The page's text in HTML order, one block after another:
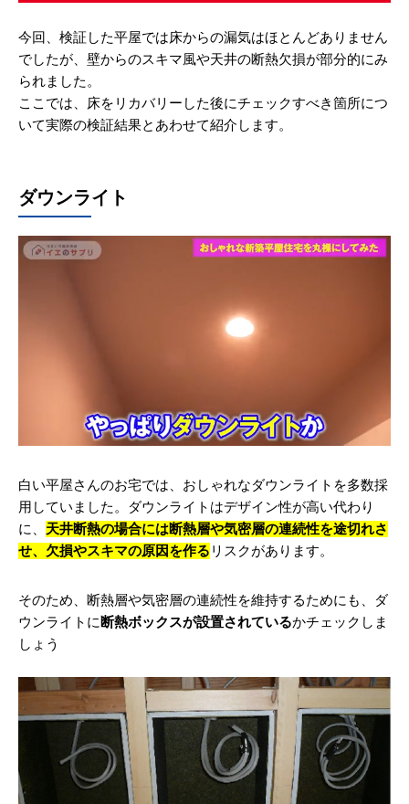
今回、検証した平屋では床からの漏気はほとんどありません
でしたが、壁からのスキマ風や天井の断熱欠損が部分的にみ
られました。
ここでは、床をリカバリーした後にチェックすべき箇所につ
いて実際の検証結果とあわせて紹介します。
ダウンライト
白い平屋さんのお宅では、おしゃれなダウンライトを多数採
用していました。ダウンライトはデザイン性が高い代わり
に、 天井断熱の場合には断熱層や気密層の連続性を途切れさ
せ、欠損やスキマの原因を作る リスクがあります。
そのため、断熱層や気密層の連続性を維持するためにも、ダ
ウンライトに断熱ボックスが設置されているかチェックしま
しょう